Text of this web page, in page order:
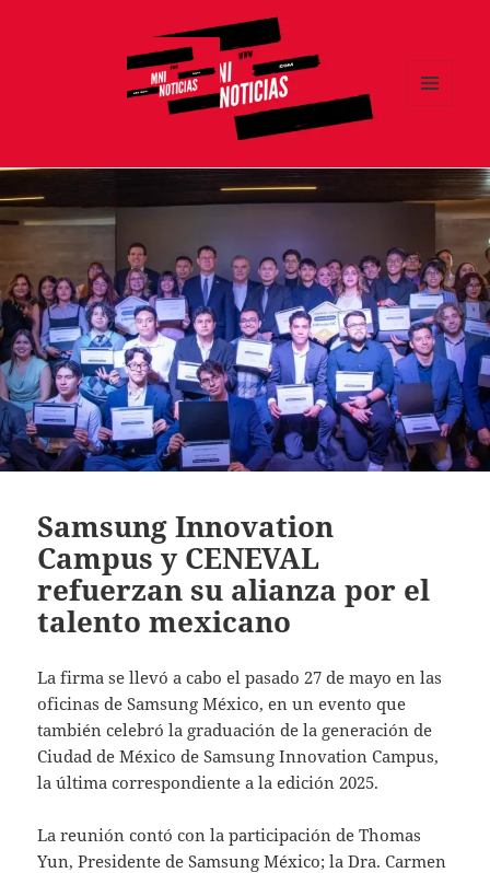
Samsung Innovation
Campus y CENEVAL
refuerzan su alianza por el
talento mexicano
La firma se llevó a cabo el pasado 27 de mayo en las
oficinas de Samsung México, en un evento que
también celebró la graduación de la generación de
Ciudad de México de Samsung Innovation Campus,
la última correspondiente a la edición 2025.
La reunión contó con la participación de Thomas
Yun, Presidente de Samsung México; la Dra. Carmen